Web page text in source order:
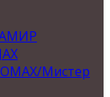
Мистер